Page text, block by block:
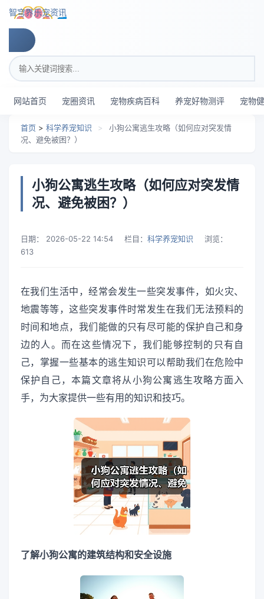
跳转到主要内容
智穹界乐宠资讯
搜索关键词
网站首页 宠圈资讯 宠物疾病百科 养宠好物测评 宠物
首页 > 科学养宠知识 >
小狗公寓逃生攻略（如何应对突发情
况、避免被困？）
小狗公寓逃生攻略（如何应对突发情
况、避免被困？）
日期： 2026-05-22 14:54 栏目： 科学养宠知识
浏览：
613
在我们生活中，经常会发生一些突发事件，如火灾、
地震等等，这些突发事件时常发生在我们无法预料的
时间和地点，我们能做的只有尽可能的保护自己和身
边的人。而在这些情况下，我们能够控制的只有自
己，掌握一些基本的逃生知识可以帮助我们在危险中
保护自己，本篇文章将从小狗公寓逃生攻略方面入
手，为大家提供一些有用的知识和技巧。
了解小狗公寓的建筑结构和安全设施